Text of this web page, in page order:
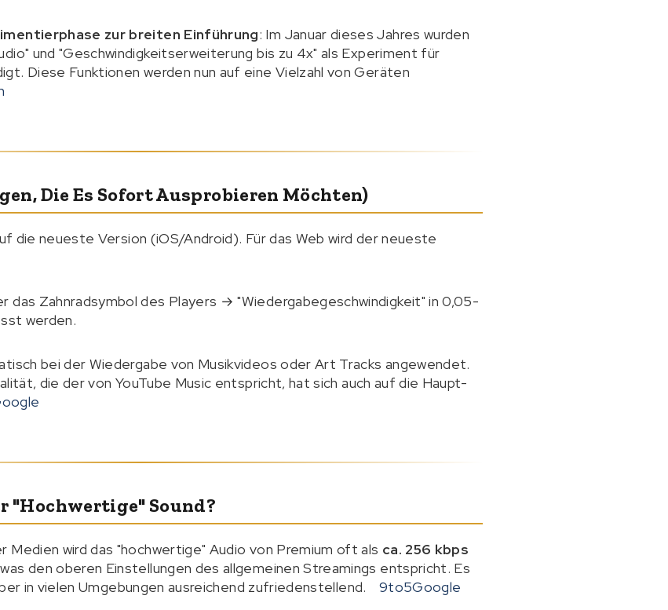
zur breiten Einführung: Im Januar dieses Jahres wurden
und "Geschwindigkeitserweiterung bis zu 4x" als Experiment für
Diese Funktionen werden nun auf eine Vielzahl von Geräten
Die Es Sofort Ausprobieren Möchten)
die neueste Version (iOS/Android). Für das Web wird der neueste
das Zahnradsymbol des Players → "Wiedergabegeschwindigkeit" in 0,05-
werden.
bei der Wiedergabe von Musikvideos oder Art Tracks angewendet.
die der von YouTube Music entspricht, hat sich auch auf die Haupt-
"hochwertige" Sound?
Medien wird das "hochwertige" Audio von Premium oft als ca. 256 kbps
den oberen Einstellungen des allgemeinen Streamings entspricht. Es
in vielen Umgebungen ausreichend zufriedenstellend.
9to5Google